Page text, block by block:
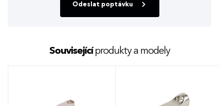
Odeslat poptávku
Souvisejícíprodukty a modely